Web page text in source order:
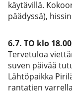
käytävillä.
päädyssä),
6.7. TO klo 18.00
Tervetuloa
suven päivää
Lähtöpaikka
rantatien